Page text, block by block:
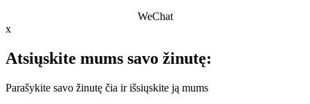
WeChat
x
Atsiųskite mums savo žinutę:
Parašykite savo žinutę čia ir išsiųskite ją mums